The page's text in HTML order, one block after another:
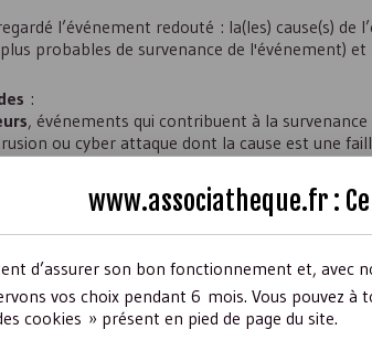
l’événement redouté : la(les) cause(s) de
probables de survenance de l'événement) et
:
, événements qui contribuent à la
ou cyber attaque dont la cause est une
une fuite de donnée, un risque de
que l’événement redouté nous impacte
certains des facteurs de risque.
conséquences potentielles de l’événement et
de risque lui-même, mais que l’on peut agir sur
www.associatheque.fr :
d’assurer son bon fonctionnement et, avec
vos choix pendant 6 mois. Vous pouvez
cookies » présent en pied de page du site.